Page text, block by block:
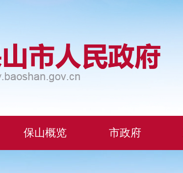
保山概览 市政府